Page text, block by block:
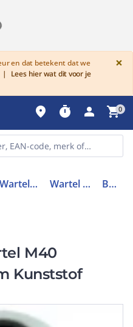
en dat betekent dat we
|
Lees hier wat dit voor je
×
place timer person shopping_cart0
Wartels en toebehoren Wartel kabel- buisinvoer BIZ 206140
M40
Kunststof